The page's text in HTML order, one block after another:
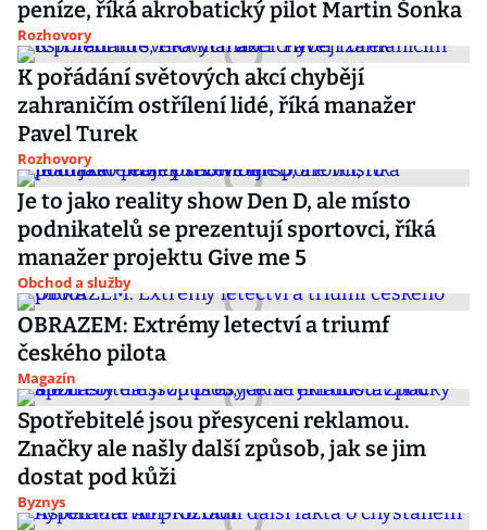
peníze, říká akrobatický pilot Martin Šonka
Rozhovory
K pořádání světových akcí chybějí
zahraničím ostřílení lidé, říká manažer
Pavel Turek
Rozhovory
Je to jako reality show Den D, ale místo
podnikatelů se prezentují sportovci, říká
manažer projektu Give me 5
Obchod a služby
OBRAZEM: Extrémy letectví a triumf
českého pilota
Magazín
Spotřebitelé jsou přesyceni reklamou.
Značky ale našly další způsob, jak se jim
dostat pod kůži
Byznys